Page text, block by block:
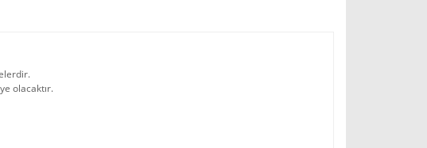
olacaktır.